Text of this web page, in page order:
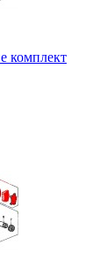
комплект